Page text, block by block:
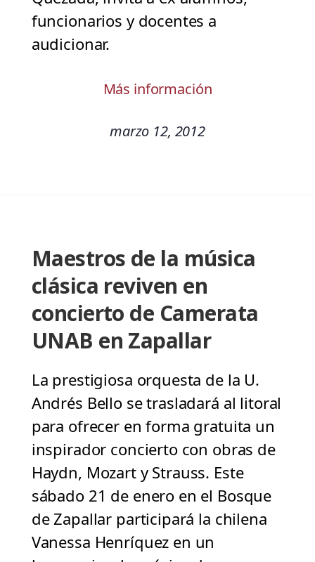
funcionarios y docentes a
audicionar.
Más información
marzo 12, 2012
Maestros de la música
clásica reviven en
concierto de Camerata
UNAB en Zapallar
La prestigiosa orquesta de la U.
Andrés Bello se trasladará al litoral
para ofrecer en forma gratuita un
inspirador concierto con obras de
Haydn, Mozart y Strauss. Este
sábado 21 de enero en el Bosque
de Zapallar participará la chilena
Vanessa Henríquez en un